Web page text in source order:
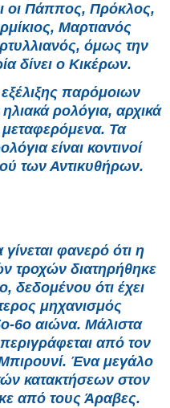
οι Πάππος, Πρόκλος,
Μαρτιανός
όμως την
δίνει ο Κικέρων.
παρόμοιων
ρολόγια, αρχικά
μεταφερόμενα. Τα
είναι κοντινοί
των Αντικυθήρων.
φανερό ότι η
τροχών διατηρήθηκε
δεδομένου ότι έχει
μηχανισμός
6ο αιώνα. Μάλιστα
από τον
Ένα μεγάλο
κατακτήσεων στον
από τους Άραβες.